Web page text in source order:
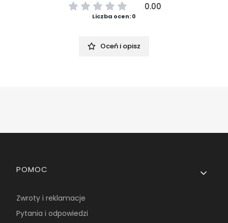
0.00
Liczba ocen: 0
Oceń i opisz
Linki w stopce
POMOC
Zwroty i reklamacje
Pytania i odpowiedzi